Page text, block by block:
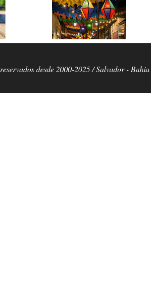
desde 2000-2025 / Salvador -